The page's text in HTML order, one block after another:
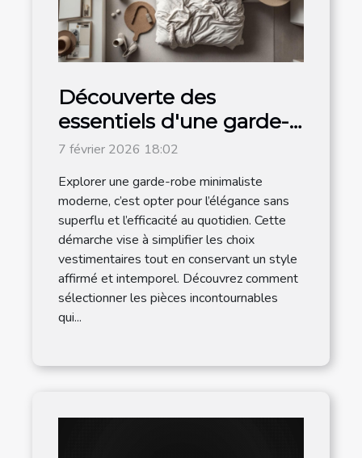
Découverte des
essentiels d'une garde-
robe minimaliste
7 février 2026 18:02
Explorer une garde-robe minimaliste
moderne, c’est opter pour l’élégance sans
superflu et l’efficacité au quotidien. Cette
démarche vise à simplifier les choix
vestimentaires tout en conservant un style
affirmé et intemporel. Découvrez comment
sélectionner les pièces incontournables
qui...